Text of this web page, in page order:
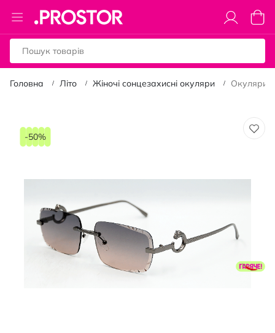
Toggle
Nav
Кошик
Головна Літо Жіночі сонцезахисні окуляри Окуляри
кінця
-50%